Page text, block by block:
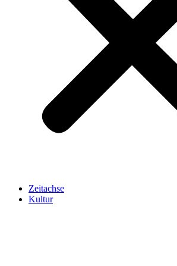
Zeitachse
Kultur